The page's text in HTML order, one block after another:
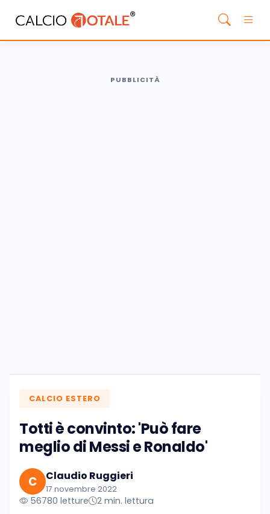
PUBBLICITÀ
CALCIO ESTERO
Totti è convinto: 'Può fare
meglio di Messi e Ronaldo'
C Claudio Ruggieri
17 novembre 2022
56780 letture 2 min. lettura